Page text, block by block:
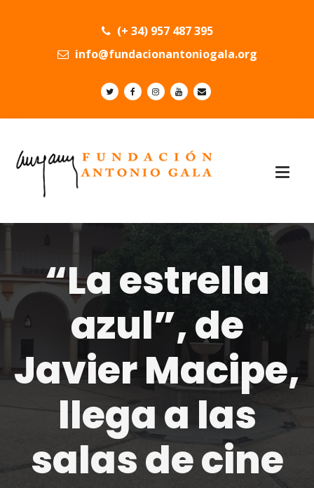
(+ 34) 957 487 395
info@fundacionantoniogala.org
“La estrella
azul”, de
Javier Macipe,
llega a las
salas de cine